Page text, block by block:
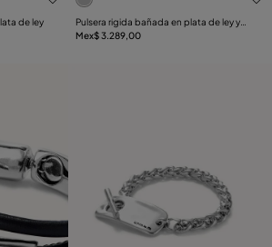
en plata de ley
Pulsera rigida bañada en plata de ley y
cristal negro en extremos
Mex$ 3.289,00